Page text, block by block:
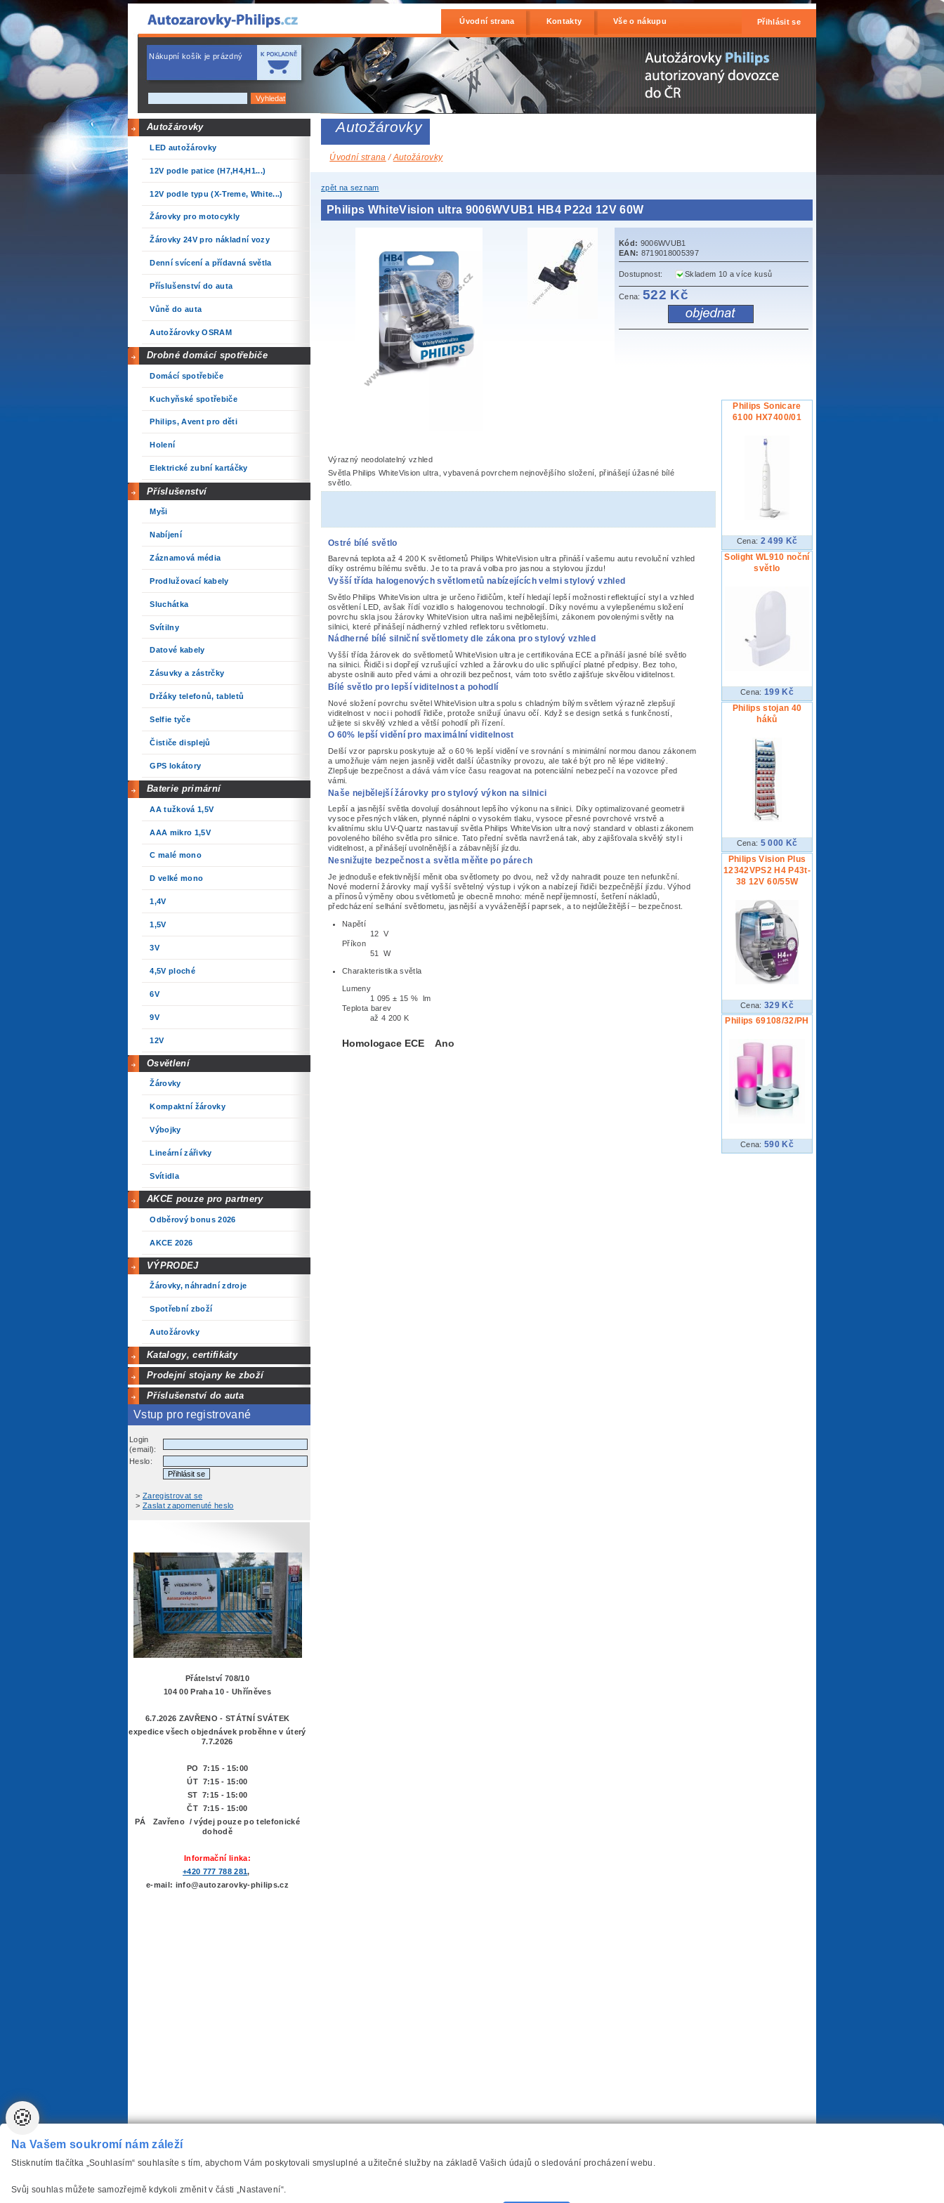
Přihlásit se
Úvodní strana Kontakty Vše o nákupu
Nákupní košík je prázdný
Autožárovky
LED autožárovky
12V podle patice (H7,H4,H1...)
12V podle typu (X-Treme, White...)
Žárovky pro motocykly
Žárovky 24V pro nákladní vozy
Denní svícení a přídavná světla
Příslušenství do auta
Vůně do auta
Autožárovky OSRAM
Drobné domácí spotřebiče
Domácí spotřebiče
Kuchyňské spotřebiče
Philips, Avent pro děti
Holení
Elektrické zubní kartáčky
Příslušenství
Myši
Nabíjení
Záznamová média
Prodlužovací kabely
Sluchátka
Svítilny
Datové kabely
Zásuvky a zástrčky
Držáky telefonů, tabletů
Selfie tyče
Čističe displejů
GPS lokátory
Baterie primární
AA tužková 1,5V
AAA mikro 1,5V
C malé mono
D velké mono
1,4V
1,5V
3V
4,5V ploché
6V
9V
12V
Osvětlení
Žárovky
Kompaktní žárovky
Výbojky
Lineární zářivky
Svítidla
AKCE pouze pro partnery
Odběrový bonus 2026
AKCE 2026
VÝPRODEJ
Žárovky, náhradní zdroje
Spotřební zboží
Autožárovky
Katalogy, certifikáty
Prodejní stojany ke zboží
Příslušenství do auta
Vstup pro registrované
Login
(email):
Heslo:
> Zaregistrovat se
> Zaslat zapomenuté heslo
Přátelství 708/10
104 00 Praha 10 - Uhříněves
6.7.2026 ZAVŘENO - STÁTNÍ SVÁTEK
expedice všech objednávek proběhne v úterý
7.7.2026
PO 7:15 - 15:00
ÚT 7:15 - 15:00
ST 7:15 - 15:00
ČT 7:15 - 15:00
PÁ Zavřeno / výdej pouze po telefonické
dohodě
Informační linka:
+420 777 788 281,
e-mail: info@autozarovky-philips.cz
Autožárovky
Úvodní strana /Autožárovky
zpět na seznam
Philips WhiteVision ultra 9006WVUB1 HB4 P22d 12V 60W
Kód: 9006WVUB1
EAN: 8719018005397
Dostupnost: Skladem 10 a více kusů
Cena:522 Kč
Philips Sonicare
6100 HX7400/01
Cena: 2 499 Kč
Solight WL910 noční
světlo
Cena: 199 Kč
Philips stojan 40
háků
Cena: 5 000 Kč
Philips Vision Plus
12342VPS2 H4 P43t-
38 12V 60/55W
Cena: 329 Kč
Philips 69108/32/PH
Cena: 590 Kč
Výrazný neodolatelný vzhled
Světla Philips WhiteVision ultra, vybavená povrchem nejnovějšího složení, přinášejí úžasné bílé
světlo.
Ostré bílé světlo
Barevná teplota až 4 200 K světlometů Philips WhiteVision ultra přináší vašemu autu revoluční vzhled
díky ostrému bílému světlu. Je to ta pravá volba pro jasnou a stylovou jízdu!
Vyšší třída halogenových světlometů nabízejících velmi stylový vzhled
Světlo Philips WhiteVision ultra je určeno řidičům, kteří hledají lepší možnosti reflektující styl a vzhled
osvětlení LED, avšak řídí vozidlo s halogenovou technologií. Díky novému a vylepšenému složení
povrchu skla jsou žárovky WhiteVision ultra našimi nejbělejšími, zákonem povolenými světly na
silnici, které přinášejí nádherný vzhled reflektoru světlometu.
Nádherné bílé silniční světlomety dle zákona pro stylový vzhled
Vyšší třída žárovek do světlometů WhiteVision ultra je certifikována ECE a přináší jasné bílé světlo
na silnici. Řidiči si dopřejí vzrušující vzhled a žárovku do ulic splňující platné předpisy. Bez toho,
abyste oslnili auto před vámi a ohrozili bezpečnost, vám toto světlo zajišťuje skvělou viditelnost.
Bílé světlo pro lepší viditelnost a pohodlí
Nové složení povrchu světel WhiteVision ultra spolu s chladným bílým světlem výrazně zlepšují
viditelnost v noci i pohodlí řidiče, protože snižují únavu očí. Když se design setká s funkčností,
užijete si skvělý vzhled a větší pohodlí při řízení.
O 60% lepší vidění pro maximální viditelnost
Delší vzor paprsku poskytuje až o 60 % lepší vidění ve srovnání s minimální normou danou zákonem
a umožňuje vám nejen jasněji vidět další účastníky provozu, ale také být pro ně lépe viditelný.
Zlepšuje bezpečnost a dává vám více času reagovat na potenciální nebezpečí na vozovce před
vámi.
Naše nejbělejší žárovky pro stylový výkon na silnici
Lepší a jasnější světla dovolují dosáhnout lepšího výkonu na silnici. Díky optimalizované geometrii
vysoce přesných vláken, plynné náplni o vysokém tlaku, vysoce přesné povrchové vrstvě a
kvalitnímu sklu UV-Quartz nastavují světla Philips WhiteVision ultra nový standard v oblasti zákonem
povoleného bílého světla pro silnice. Tato přední světla navržená tak, aby zajišťovala skvělý styl i
viditelnost, a přinášejí uvolněnější a zábavnější jízdu.
Nesnižujte bezpečnost a světla měňte po párech
Je jednoduše efektivnější měnit oba světlomety po dvou, než vždy nahradit pouze ten nefunkční.
Nové moderní žárovky mají vyšší světelný výstup i výkon a nabízejí řidiči bezpečnější jízdu. Výhod
a přínosů výměny obou světlometů je obecně mnoho: méně nepříjemností, šetření nákladů,
předcházení selhání světlometu, jasnější a vyváženější paprsek, a to nejdůležitější – bezpečnost.
Napětí
12 V
Příkon
51 W
Charakteristika světla
Lumeny
1 095 ± 15 % lm
Teplota barev
až 4 200 K
Homologace ECEAno
🍪
Na Vašem soukromí nám záleží
Stisknutím tlačítka „Souhlasím“ souhlasíte s tím, abychom Vám poskytovali smysluplné a užitečné služby na základě Vašich údajů o sledování procházení webu.
Svůj souhlas můžete samozřejmě kdykoli změnit v části „Nastavení“.